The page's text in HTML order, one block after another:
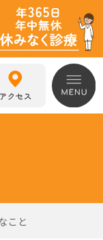
こと